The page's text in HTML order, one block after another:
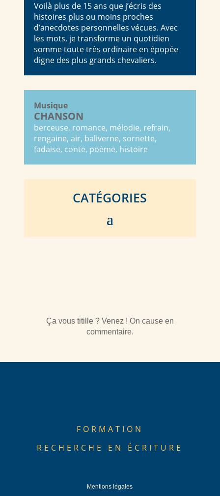
Voilà plus de 15 ans que j’écris des
histoires plus ou moins proches
d’anecdotes personnelles vécues. Avec
les mots, je transforme un quotidien
somme toute très ordinaire en épopée
digne des plus grands chevaliers.
Musique
CHANSON
berceuse, romance, mélodie, refrain,
rengaine, air, baliverne, sornette,
fadaise, conte, poème, histoire
CATÉGORIES
Ça vous titille ? Venez ! On cause en
commentaire.
FORMATION
RECHERCHE EN ÉCRITURE
Mentions légales